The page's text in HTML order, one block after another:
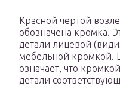
Красной чертой
обозначена кромка.
детали лицевой
мебельной кромкой.
означает, что
детали